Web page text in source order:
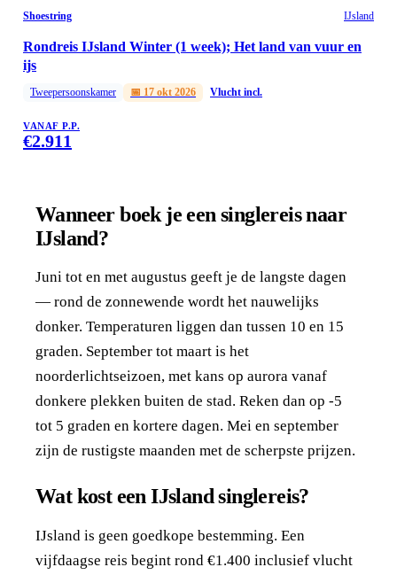
Shoestring IJsland
Rondreis IJsland Winter (1 week); Het land van vuur en
ijs
Tweepersoonskamer 📅 17 okt 2026 Vlucht incl.
VANAF P.P.
€2.911
Wanneer boek je een singlereis naar
IJsland?
Juni tot en met augustus geeft je de langste dagen
— rond de zonnewende wordt het nauwelijks
donker. Temperaturen liggen dan tussen 10 en 15
graden. September tot maart is het
noorderlichtseizoen, met kans op aurora vanaf
donkere plekken buiten de stad. Reken dan op -5
tot 5 graden en kortere dagen. Mei en september
zijn de rustigste maanden met de scherpste prijzen.
Wat kost een IJsland singlereis?
IJsland is geen goedkope bestemming. Een
vijfdaagse reis begint rond €1.400 inclusief vlucht